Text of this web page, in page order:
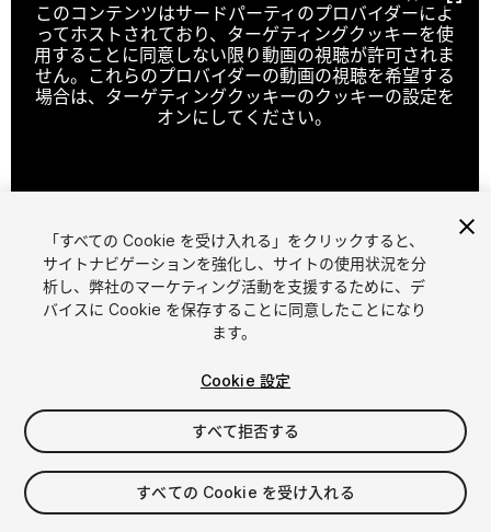
このコンテンツはサードパーティのプロバイダーによ
ってホストされており、ターゲティングクッキーを使
用することに同意しない限り動画の視聴が許可されま
せん。これらのプロバイダーの動画の視聴を希望する
場合は、ターゲティングクッキーのクッキーの設定を
オンにしてください。
1/ 14
$20
消費税は決済時に計算されます
「すべての Cookie を受け入れる」をクリックすると、
サイトナビゲーションを強化し、サイトの使用状況を分
析し、弊社のマーケティング活動を支援するために、デ
バイスに Cookie を保存することに同意したことになり
ます。
Cookie 設定
すべて拒否する
すべての Cookie を受け入れる